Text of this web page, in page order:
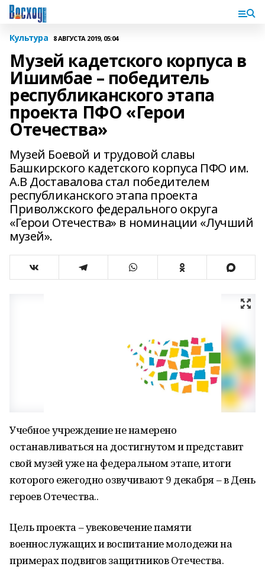
Культура 8 АВГУСТА 2019, 05:04
Музей кадетского корпуса в
Ишимбае – победитель
республиканского этапа
проекта ПФО «Герои
Отечества»
Музей Боевой и трудовой славы
Башкирского кадетского корпуса ПФО им.
А.В Доставалова стал победителем
республиканского этапа проекта
Приволжского федерального округа
«Герои Отечества» в номинации «Лучший
музей».
Учебное учреждение не намерено
останавливаться на достигнутом и представит
свой музей уже на федеральном этапе, итоги
которого ежегодно озвучивают 9 декабря – в День
героев Отечества..
Цель проекта – увековечение памяти
военнослужащих и воспитание молодежи на
примерах подвигов защитников Отечества.